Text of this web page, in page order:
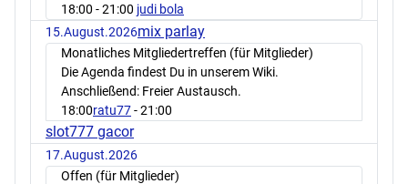
18:00 - 21:00 judi bola
15.August.2026mix parlay
Monatliches Mitgliedertreffen (für Mitglieder)
Die Agenda findest Du in unserem Wiki.
Anschließend: Freier Austausch.
18:00ratu77- 21:00
slot777 gacor
17.August.2026
Offen (für Mitglieder)